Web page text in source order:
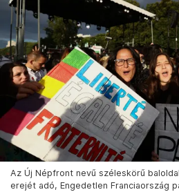
Az Új Népfront nevű széleskörű
erejét adó, Engedetlen Franciaország